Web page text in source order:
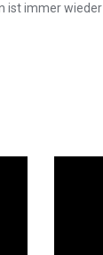
ist immer wieder